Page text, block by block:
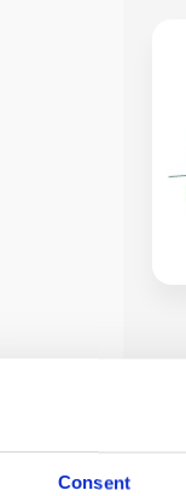
Consent